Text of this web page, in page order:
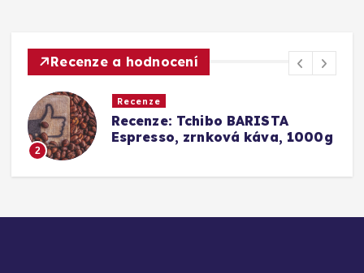
Recenze a hodnocení
3
Recenze
Srovnání a recenze: Tchibo
Barista Caffè Crema vs.